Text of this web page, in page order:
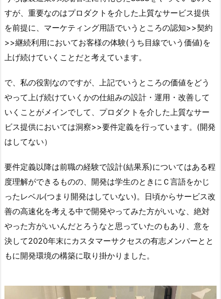
すが、重要なのはプロダクトを介した上質なサービス提供
を前提に、マーケティング用語でいうところの認知>>契約
>>継続利用においてお客様の体験(うち目線でいう価値)を
上げ続けていくことだと考えています。
で、私の役割なのですが、上記でいうところの価値をどう
やって上げ続けていくかの仕組みの設計・運用・改善して
いくことがメインでして、プロダクトを介した上質なサー
ビス提供においては洞察>>要件定義を行っています。(開発
はしてない）
要件定義以降は前職の経験で設計(結果系)についてはある程
度理解ができるものの、開発は学生のときにＣ言語をかじ
ったレベル(つまり開発はしていない)。日頃からサービス改
善の高速化を考える中で開発やってみた方がいいな、絶対
やった方がいいんだとろうなと思っていたのもあり、意を
決して2020年末にカスタマーサクセスの有志メンバーとと
もに開発環境の構築に取り掛かりました。